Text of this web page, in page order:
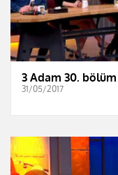
3 Adam 30.
31/05/2017